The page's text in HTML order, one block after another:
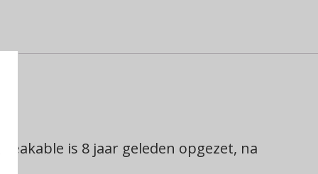
is 8 jaar geleden opgezet, na